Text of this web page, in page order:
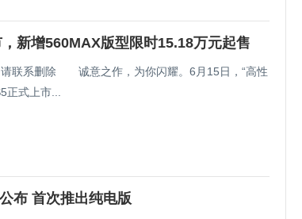
新增560MAX版型限时15.18万元起售
请联系删除 诚意之作，为你闪耀。6月15日，“高性
正式上市...
布 首次推出纯电版